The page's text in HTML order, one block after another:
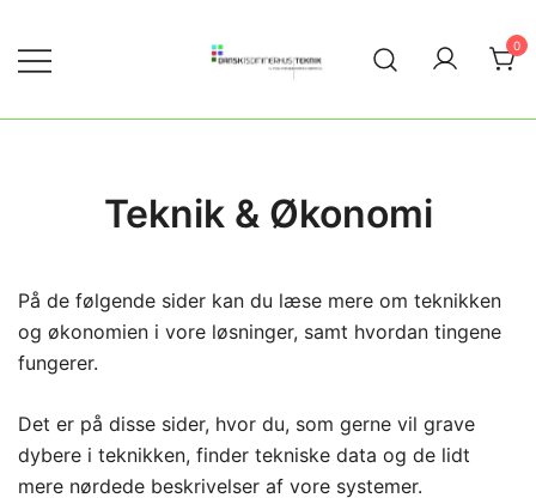
content
0
Teknik & Økonomi
På de følgende sider kan du læse mere om teknikken
og økonomien i vore løsninger, samt hvordan tingene
fungerer.
Det er på disse sider, hvor du, som gerne vil grave
dybere i teknikken, finder tekniske data og de lidt
mere nørdede beskrivelser af vore systemer.